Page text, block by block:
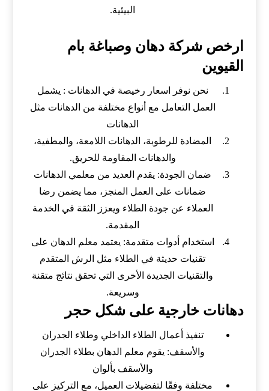
البيئية.
ارخص شركة دهان وصباغة بام
القيوين
نحن نوفر اسعار رخيصة في الدهانات : يشمل
العمل التعامل مع أنواع مختلفة من الدهانات مثل
الدهانات
المضادة للرطوبة، الدهانات اللامعة، والمطفية،
والدهانات المقاومة للحريق.
ضمان الجودة: يقدم العديد من معلمي الدهانات
ضمانات على العمل المنجز، مما يضمن رضا
العملاء عن جودة الطلاء ويعزز الثقة في الخدمة
المقدمة.
استخدام أدوات متقدمة: يعتمد معلم الدهان على
تقنيات حديثة في الطلاء مثل الرش المتقدم
والتقنيات الجديدة الأخرى التي تحقق نتائج متقنة
وسريعة.
دهانات خارجية على شكل حجر
تنفيذ أعمال الطلاء الداخلي وطلاء الجدران
والأسقف: يقوم معلم الدهان بطلاء الجدران
والأسقف بألوان
مختلفة وفقًا لتفضيلات العميل، مع التركيز على